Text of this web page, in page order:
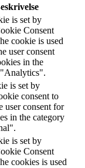
is set by
Consent
cookie is used
user consent
in the
is set by
consent to
user consent for
in the category
is set by
Consent
cookies is used